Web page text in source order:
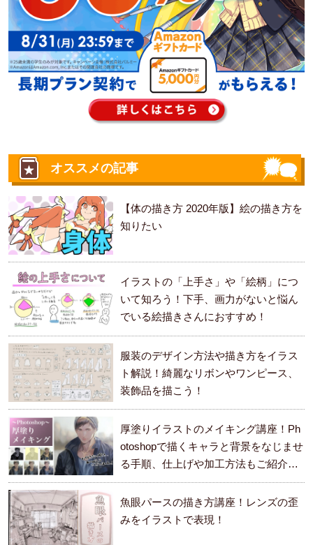
オススメの記事
【体の描き方 2020年版】絵の描き方を
知りたい
イラストの「上手さ」や「絵柄」につ
いて知ろう！下手、画力がないと悩ん
でいる絵描きさんにおすすめ！
服装のデザイン方法や描き方をイラス
ト解説！綺麗なリボンやワンピース、
装飾品を描こう！
厚塗りイラストのメイキング講座！Ph
otoshopで描くキャラと背景をなじませ
る手順、仕上げや加工方法もご紹介し
ます。
魚眼パースの描き方講座！レンズの歪
みをイラストで表現！